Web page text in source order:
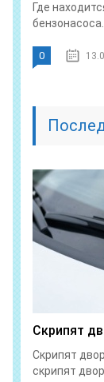
Где
бензонасоса...
0
Скрипят
Скрипят
скрипят